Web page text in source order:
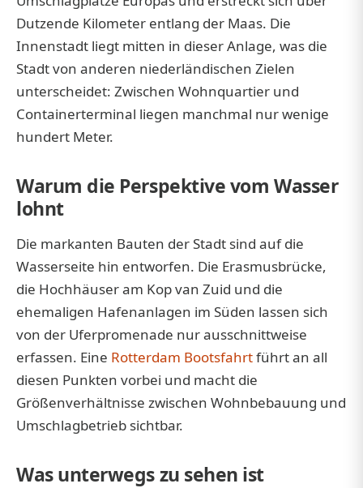
Dutzende Kilometer entlang der Maas. Die
Innenstadt liegt mitten in dieser Anlage, was die
Stadt von anderen niederländischen Zielen
unterscheidet: Zwischen Wohnquartier und
Containerterminal liegen manchmal nur wenige
hundert Meter.
Warum die Perspektive vom Wasser
lohnt
Die markanten Bauten der Stadt sind auf die
Wasserseite hin entworfen. Die Erasmusbrücke,
die Hochhäuser am Kop van Zuid und die
ehemaligen Hafenanlagen im Süden lassen sich
von der Uferpromenade nur ausschnittweise
erfassen. Eine Rotterdam Bootsfahrtführt an all
diesen Punkten vorbei und macht die
Größenverhältnisse zwischen Wohnbebauung und
Umschlagbetrieb sichtbar.
Was unterwegs zu sehen ist